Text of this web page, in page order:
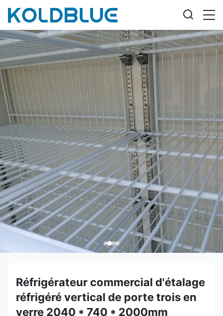
Réfrigérateur commercial d'étalage
réfrigéré vertical de porte trois en
verre 2040 * 740 * 2000mm